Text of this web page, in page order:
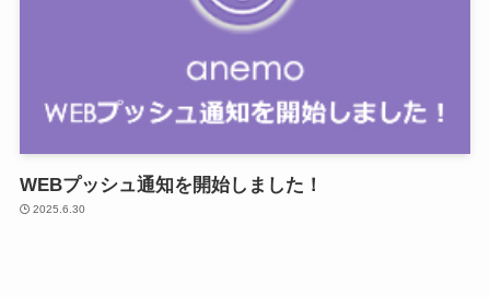
WEBプッシュ通知を開始しました！
2025.6.30